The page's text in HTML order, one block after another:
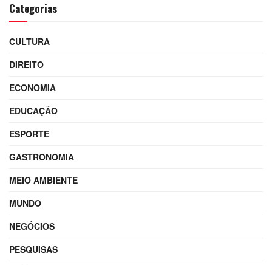
Categorias
CULTURA
DIREITO
ECONOMIA
EDUCAÇÃO
ESPORTE
GASTRONOMIA
MEIO AMBIENTE
MUNDO
NEGÓCIOS
PESQUISAS